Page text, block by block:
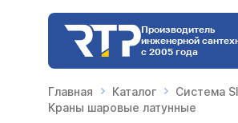
Производитель
инженерной
с 2005 года
Главная Каталог Система
Краны шаровые латунные